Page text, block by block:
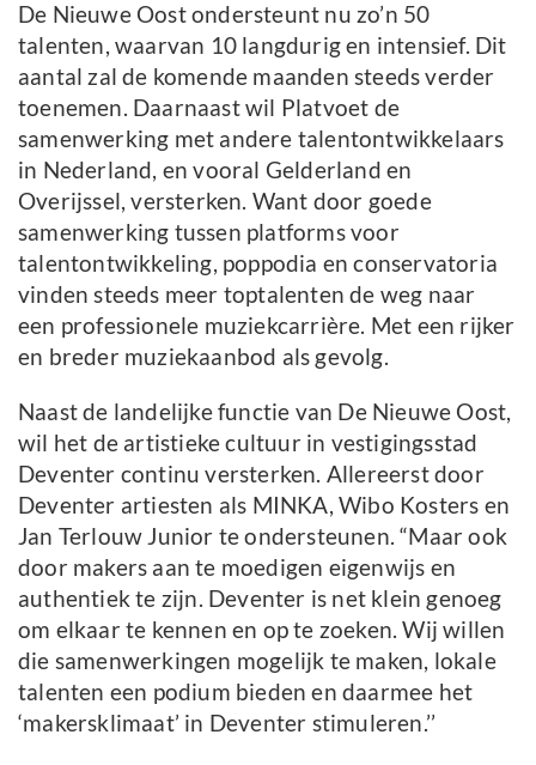
De Nieuwe Oost ondersteunt nu zo’n 50
talenten, waarvan 10 langdurig en intensief. Dit
aantal zal de komende maanden steeds verder
toenemen. Daarnaast wil Platvoet de
samenwerking met andere talentontwikkelaars
in Nederland, en vooral Gelderland en
Overijssel, versterken. Want door goede
samenwerking tussen platforms voor
talentontwikkeling, poppodia en conservatoria
vinden steeds meer toptalenten de weg naar
een professionele muziekcarrière. Met een rijker
en breder muziekaanbod als gevolg.
Naast de landelijke functie van De Nieuwe Oost,
wil het de artistieke cultuur in vestigingsstad
Deventer continu versterken. Allereerst door
Deventer artiesten als MINKA, Wibo Kosters en
Jan Terlouw Junior te ondersteunen. “Maar ook
door makers aan te moedigen eigenwijs en
authentiek te zijn. Deventer is net klein genoeg
om elkaar te kennen en op te zoeken. Wij willen
die samenwerkingen mogelijk te maken, lokale
talenten een podium bieden en daarmee het
‘makersklimaat’ in Deventer stimuleren.’’